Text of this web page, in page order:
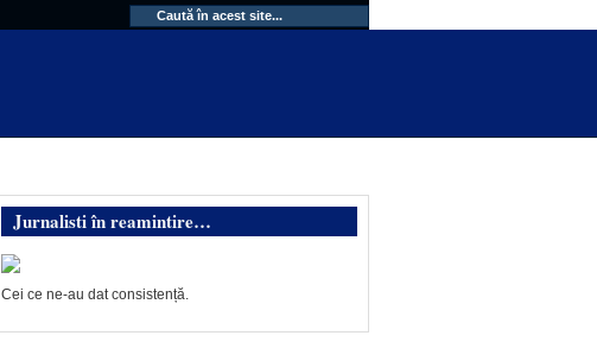
Jurnalisti în reamintire…
Cei ce ne-au dat consistență.